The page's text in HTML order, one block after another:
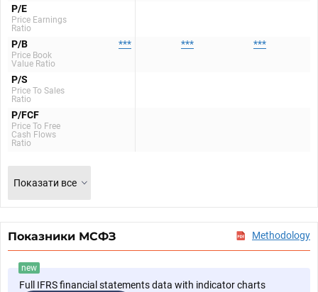
P/E
Price Earnings
Ratio
P/B
Price Book
Value Ratio
*** *** ***
P/S
Price To Sales
Ratio
P/FCF
Price To Free
Cash Flows
Ratio
Показати все
Показники МСФЗ Methodology
new
Full IFRS financial statements data with indicator charts